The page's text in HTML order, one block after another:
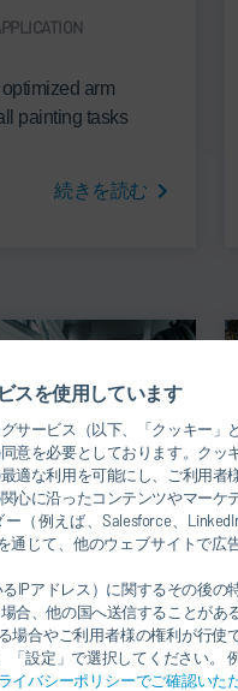
スを使用しています
サービス（以下、「クッキー」
意を必要としております。クッ
適な利用を可能にし、ご利用者
心に沿ったコンテンツやマーケ
例えば、Salesforce、LinkedIn
通じて、他のウェブサイトで広
IPアドレス）に関するその後の
合、他の国へ送信することがあ
場合やご利用者様の権利が行使
設定」で選択してください。
イバシーポリシーでご確認いた
arm
painting tasks
続きを読む
custom designs